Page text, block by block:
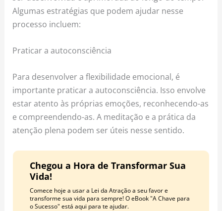
Algumas estratégias que podem ajudar nesse
processo incluem:
Praticar a autoconsciência
Para desenvolver a flexibilidade emocional, é
importante praticar a autoconsciência. Isso envolve
estar atento às próprias emoções, reconhecendo-as
e compreendendo-as. A meditação e a prática da
atenção plena podem ser úteis nesse sentido.
Chegou a Hora de Transformar Sua
Vida!
Comece hoje a usar a Lei da Atração a seu favor e
transforme sua vida para sempre! O eBook "A Chave para
o Sucesso" está aqui para te ajudar.